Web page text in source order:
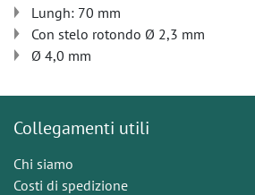
Lungh: 70 mm
Con stelo rotondo Ø 2,3 mm
Ø 4,0 mm
Collegamenti utili
Chi siamo
Costi di spedizione